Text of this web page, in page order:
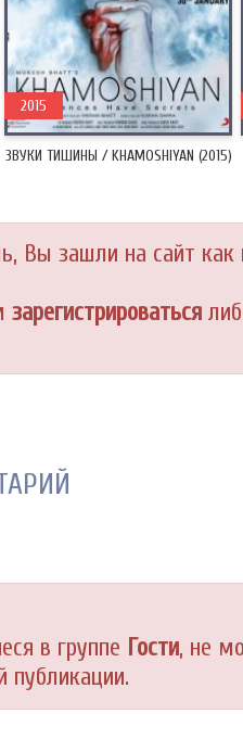
ЗВУКИ ТИШИНЫ / KHAMOSHIYAN (2015)
2015
Вы зашли на сайт как
зарегистрироваться
в группе Гости, не
публикации.